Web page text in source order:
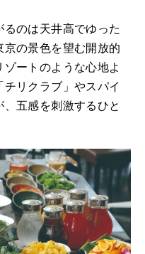
のは天井高でゆった
京の景色を望む開放的
ートのような心地よ
リクラブ」やスパイ
五感を刺激するひと